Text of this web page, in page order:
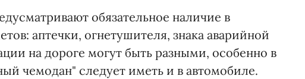
обязательное наличие в
аптечки, огнетушителя, знака аварийной
на дороге могут быть разными, особенно в
чемодан" следует иметь и в автомобиле.